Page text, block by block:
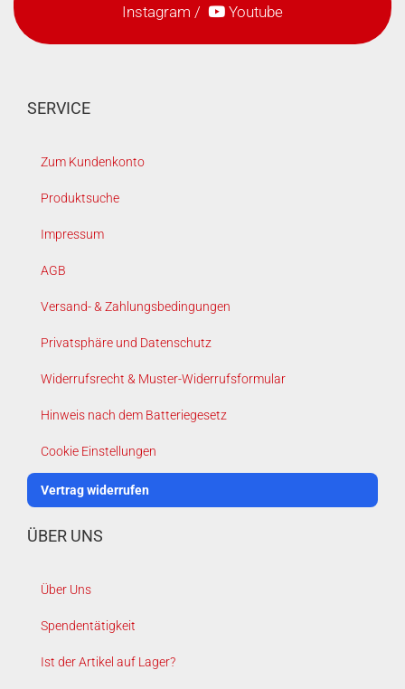
Instagram / Youtube
SERVICE
Zum Kundenkonto
Produktsuche
Impressum
AGB
Versand- & Zahlungsbedingungen
Privatsphäre und Datenschutz
Widerrufsrecht & Muster-Widerrufsformular
Hinweis nach dem Batteriegesetz
Cookie Einstellungen
Vertrag widerrufen
ÜBER UNS
Über Uns
Spendentätigkeit
Ist der Artikel auf Lager?